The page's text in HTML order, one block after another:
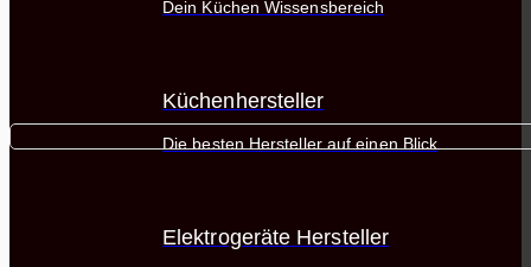
Dein Küchen Wissensbereich
Küchenhersteller
Die besten Hersteller auf einen Blick
Elektrogeräte Hersteller